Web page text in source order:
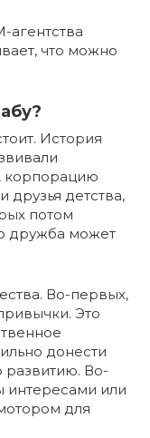
агентства
что можно
История
корпорацию
детства,
потом
дружба может
Во-первых,
Это
донести
Во-
интересами или
для